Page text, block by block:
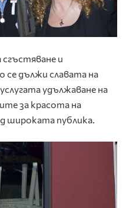
и
се дължи славата на
удължаване на
за красота на
широката публика.